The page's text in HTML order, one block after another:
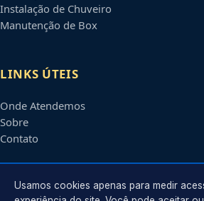
Instalação de Chuveiro
Manutenção de Box
LINKS ÚTEIS
Onde Atendemos
Sobre
Contato
CONTATO
Usamos cookies apenas para medir